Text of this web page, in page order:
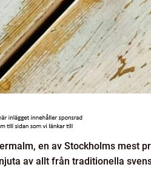
en av Stockholms mest
av allt från traditionella